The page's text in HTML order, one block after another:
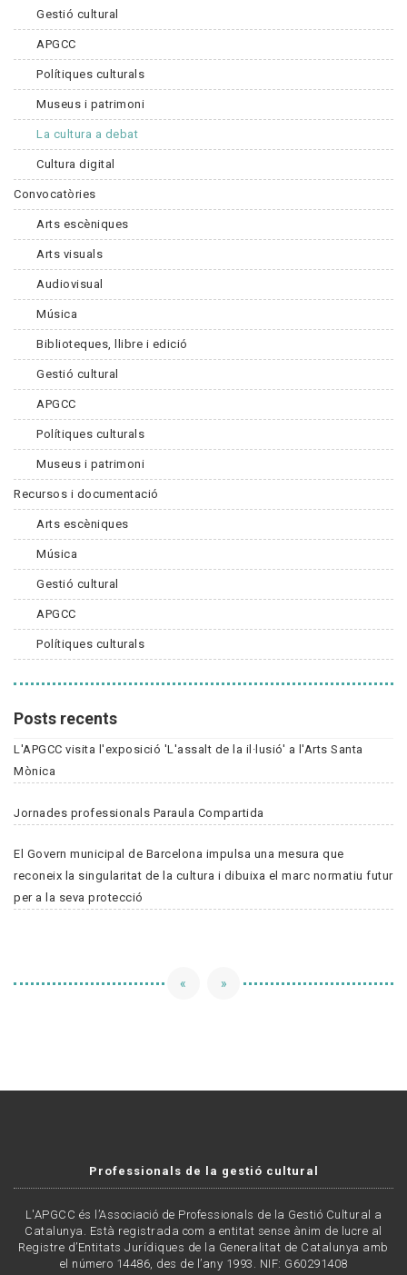
Gestió cultural
APGCC
Polítiques culturals
Museus i patrimoni
La cultura a debat
Cultura digital
Convocatòries
Arts escèniques
Arts visuals
Audiovisual
Música
Biblioteques, llibre i edició
Gestió cultural
APGCC
Polítiques culturals
Museus i patrimoni
Recursos i documentació
Arts escèniques
Música
Gestió cultural
APGCC
Polítiques culturals
Posts recents
L'APGCC visita l'exposició 'L'assalt de la il·lusió' a l'Arts Santa
Mònica
Jornades professionals Paraula Compartida
El Govern municipal de Barcelona impulsa una mesura que
reconeix la singularitat de la cultura i dibuixa el marc normatiu futur
per a la seva protecció
« »
Professionals de la gestió cultural
L'APGCC és l’Associació de Professionals de la Gestió Cultural a
Catalunya. Està registrada com a entitat sense ànim de lucre al
Registre d’Entitats Jurídiques de la Generalitat de Catalunya amb
el número 14486, des de l’any 1993. NIF: G60291408